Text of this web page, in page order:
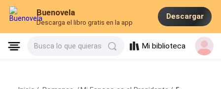
Buenovela
Descarga el libro gratis en la app
Descargar
Busca lo que quieras Mi biblioteca